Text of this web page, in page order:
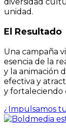
unidad.
El Resultado
Una campaña
esencia de la
y la animación
efectiva y
y fortaleciendo
¿Impulsamos